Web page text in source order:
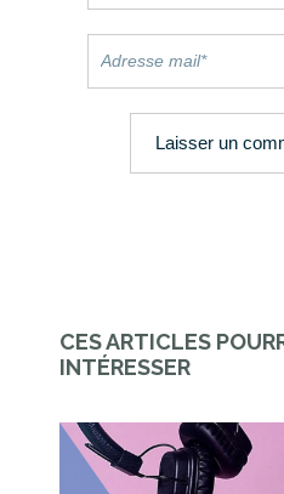
CES ARTICLES
INTÉRESSER